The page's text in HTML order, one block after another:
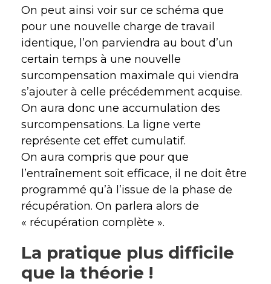
On peut ainsi voir sur ce schéma que
pour une nouvelle charge de travail
identique, l’on parviendra au bout d’un
certain temps à une nouvelle
surcompensation maximale qui viendra
s’ajouter à celle précédemment acquise.
On aura donc une accumulation des
surcompensations. La ligne verte
représente cet effet cumulatif.
On aura compris que pour que
l’entraînement soit efficace, il ne doit être
programmé qu’à l’issue de la phase de
récupération. On parlera alors de
« récupération complète ».
La pratique plus difficile
que la théorie !